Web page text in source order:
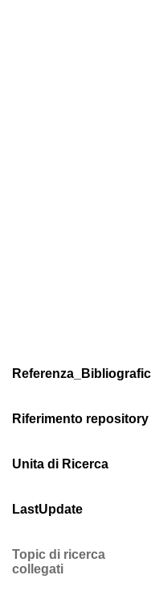
Riferimento repository
Unita di Ricerca
LastUpdate
Topic di ricerca
collegati